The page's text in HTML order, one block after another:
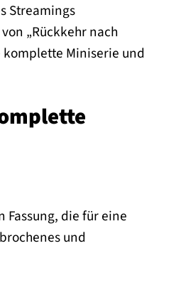
Streamings
„Rückkehr nach
Miniserie und
die für eine
und